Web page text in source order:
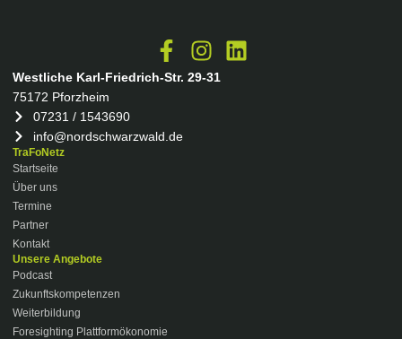
Westliche Karl-Friedrich-Str. 29-31
75172 Pforzheim
07231 / 1543690
info@nordschwarzwald.de
TraFoNetz
Startseite
Über uns
Termine
Partner
Kontakt
Unsere Angebote
Podcast
Zukunftskompetenzen
Weiterbildung
Foresighting Plattformökonomie